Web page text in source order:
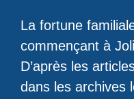
La fortune
commençant à
D’après les
dans les archives